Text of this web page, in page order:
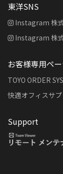
東洋SNS
Instagram 株
Instagram 株
お客様専用ペ
TOYO ORDER
快適オフィスサ
Support